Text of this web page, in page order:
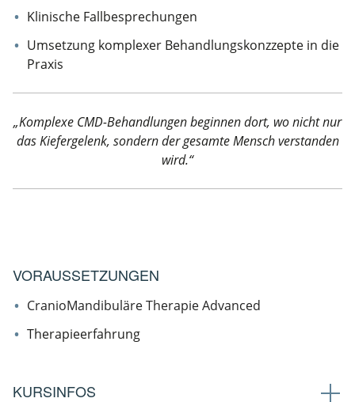
Klinische Fallbesprechungen
Umsetzung komplexer Behandlungskonzzepte in die
Praxis
„Komplexe CMD-Behandlungen beginnen dort, wo nicht nur
das Kiefergelenk, sondern der gesamte Mensch verstanden
wird.“
VORAUSSETZUNGEN
CranioMandibuläre Therapie Advanced
Therapieerfahrung
KURSINFOS